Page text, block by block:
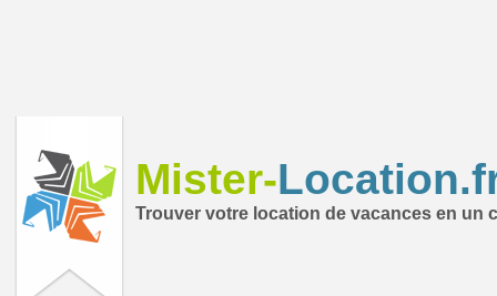
Mister-
Trouver votre location de vacances en un